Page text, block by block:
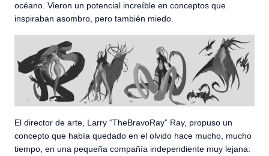
océano. Vieron un potencial increíble en conceptos que
inspiraban asombro, pero también miedo.
El director de arte, Larry “TheBravoRay” Ray, propuso un
concepto que había quedado en el olvido hace mucho, mucho
tiempo, en una pequeña compañía independiente muy lejana: